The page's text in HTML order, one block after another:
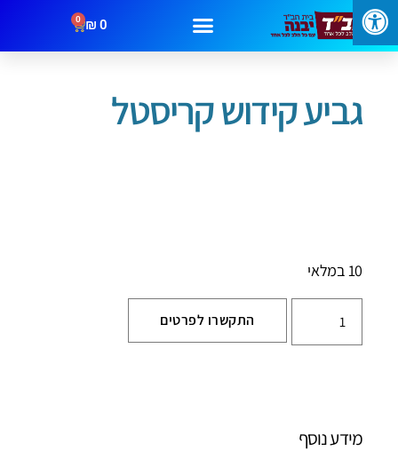
0
₪
0
עמוד הבית/שבת וחג / גביע קידוש קריסטל
גביע קידוש קריסטל
10 במלאי
התקשרו לפרטים
מידע נוסף